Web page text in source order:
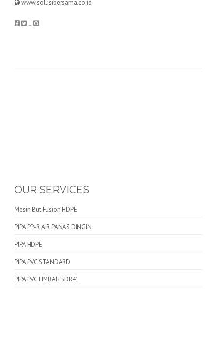
www.solusibersama.co.id
OUR SERVICES
Mesin But Fusion HDPE
PIPA PP-R AIR PANAS DINGIN
PIPA HDPE
PIPA PVC STANDARD
PIPA PVC LIMBAH SDR41